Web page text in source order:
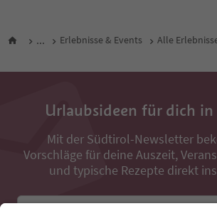
... Erlebnisse & Events Alle
Urlaubsideen für dich
Mit der Südtirol-Newsletter
Vorschläge für deine Auszeit,
und typische Rezepte direkt